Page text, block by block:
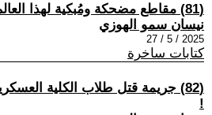
(81) مقاطع مضحكة ومُبكية لهذا العالم !
نيسان سمو الهوزي
2025 / 5 / 27
كتابات ساخرة
(82) جريمة قتل طلاب الكلية
!